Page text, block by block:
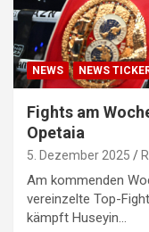
NEWS NEWS
Fights am
Opetaia
5. Dezember 2025
Am kommenden
vereinzelte Top-
kämpft Huseyin…